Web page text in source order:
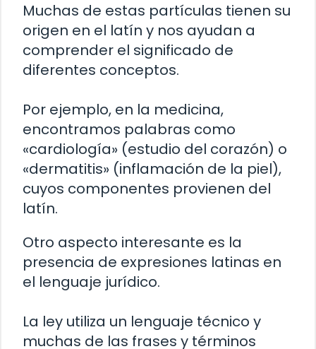
Muchas de estas partículas tienen su
origen en el latín y nos ayudan a
comprender el significado de
diferentes conceptos.
Por ejemplo, en la medicina,
encontramos palabras como
«cardiología» (estudio del corazón) o
«dermatitis» (inflamación de la piel),
cuyos componentes provienen del
latín.
Otro aspecto interesante es la
presencia de expresiones latinas en
el lenguaje jurídico.
La ley utiliza un lenguaje técnico y
muchas de las frases y términos